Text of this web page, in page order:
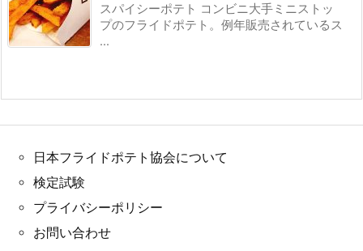
スパイシーポテト コンビニ大手ミニストッ
プのフライドポテト。例年販売されているス
...
日本フライドポテト協会について
検定試験
プライバシーポリシー
お問い合わせ